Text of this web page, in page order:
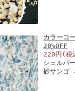
カラーコ
20%OFF
220円(税
シェルパ
砂サンゴ